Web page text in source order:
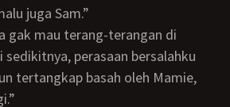
juga Sam.”
sedikitnya, perasaan bersalahku
tertangkap basah oleh Mamie,